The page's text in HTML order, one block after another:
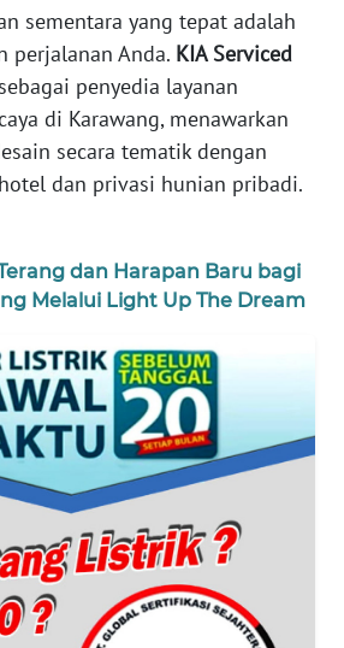
sementara yang tepat adalah
perjalanan Anda. KIA Serviced
penyedia layanan
di Karawang, menawarkan
secara tematik dengan
dan privasi hunian pribadi.
dan Harapan Baru bagi
Melalui Light Up The Dream